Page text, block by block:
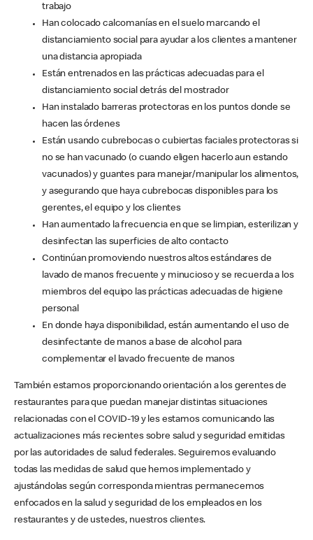
trabajo
Han colocado calcomanías en el suelo marcando el
distanciamiento social para ayudar a los clientes a mantener
una distancia apropiada
Están entrenados en las prácticas adecuadas para el
distanciamiento social detrás del mostrador
Han instalado barreras protectoras en los puntos donde se
hacen las órdenes
Están usando cubrebocas o cubiertas faciales protectoras si
no se han vacunado (o cuando eligen hacerlo aun estando
vacunados) y guantes para manejar/manipular los alimentos,
y asegurando que haya cubrebocas disponibles para los
gerentes, el equipo y los clientes
Han aumentado la frecuencia en que se limpian, esterilizan y
desinfectan las superficies de alto contacto
Continúan promoviendo nuestros altos estándares de
lavado de manos frecuente y minucioso y se recuerda a los
miembros del equipo las prácticas adecuadas de higiene
personal
En donde haya disponibilidad, están aumentando el uso de
desinfectante de manos a base de alcohol para
complementar el lavado frecuente de manos
También estamos proporcionando orientación a los gerentes de
restaurantes para que puedan manejar distintas situaciones
relacionadas con el COVID-19 y les estamos comunicando las
actualizaciones más recientes sobre salud y seguridad emitidas
por las autoridades de salud federales. Seguiremos evaluando
todas las medidas de salud que hemos implementado y
ajustándolas según corresponda mientras permanecemos
enfocados en la salud y seguridad de los empleados en los
restaurantes y de ustedes, nuestros clientes.